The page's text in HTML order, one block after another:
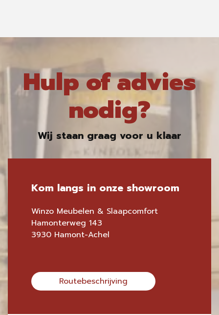
Hulp of advies
nodig?
Wij staan graag voor u klaar
Kom langs in onze showroom
Winzo Meubelen & Slaapcomfort
Hamonterweg 143
3930 Hamont-Achel
Routebeschrijving